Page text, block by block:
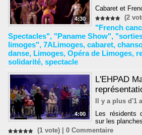
4:30
Cabaret et
(2
"French
Spectacles", "Paname Show",
limoges", 7ALimoges, cabaret,
danse, Limoges, Opéra de Limoges,
solidarité, spectacle
4:00
L'EHPAD
Il y a plus d'1
Les résidents
sur les
(1 vote) | 0 Commentaire